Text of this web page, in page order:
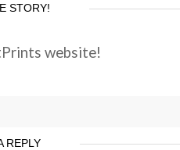
STORY!
website!
REPLY